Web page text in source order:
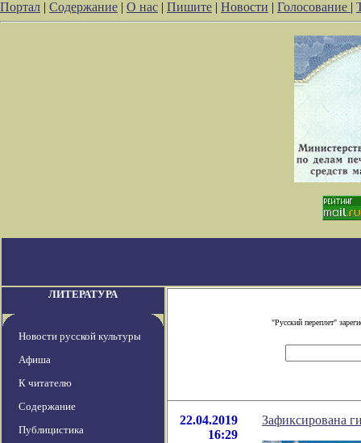
Портал | Содержание | О нас | Пишите | Новости | Голосование |
ЛИТЕРАТУРА
Новости русской культуры
Афиша
К читателю
Содержание
Публицистика
"Русский переплет"
22.04.2019
16:29
Зафиксирована